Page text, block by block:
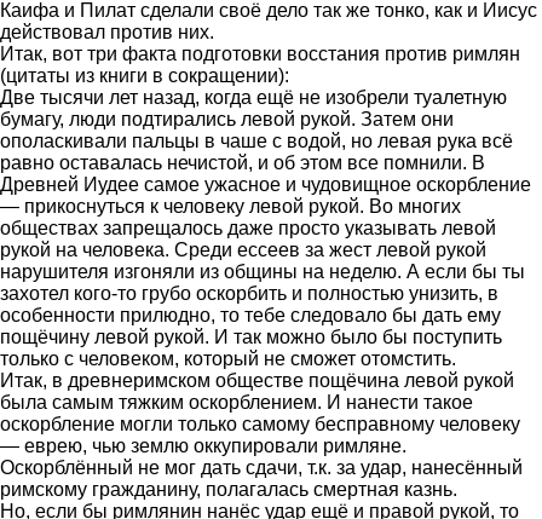
Каифа и Пилат сделали своё дело так же тонко, как и Иисус
действовал против них.
Итак, вот три факта подготовки восстания против римлян
(цитаты из книги в сокращении):
Две тысячи лет назад, когда ещё не изобрели туалетную
бумагу, люди подтирались левой рукой. Затем они
ополаскивали пальцы в чаше с водой, но левая рука всё
равно оставалась нечистой, и об этом все помнили. В
Древней Иудее самое ужасное и чудовищное оскорбление
— прикоснуться к человеку левой рукой. Во многих
обществах запрещалось даже просто указывать левой
рукой на человека. Среди ессеев за жест левой рукой
нарушителя изгоняли из общины на неделю. А если бы ты
захотел кого-то грубо оскорбить и полностью унизить, в
особенности прилюдно, то тебе следовало бы дать ему
пощёчину левой рукой. И так можно было бы поступить
только с человеком, который не сможет отомстить.
Итак, в древнеримском обществе пощёчина левой рукой
была самым тяжким оскорблением. И нанести такое
оскорбление могли только самому бесправному человеку
— еврею, чью землю оккупировали римляне.
Оскорблённый не мог дать сдачи, т.к. за удар, нанесённый
римскому гражданину, полагалась смертная казнь.
Но, если бы римлянин нанёс удар ещё и правой рукой, то